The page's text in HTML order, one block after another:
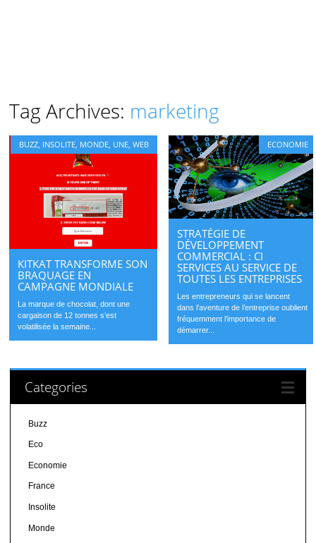
Tag Archives: marketing
BUZZ INSOLITE MONDE UNE ,WEB
KITKAT TRANSFORME SON
BRAQUAGE EN
CAMPAGNE MONDIALE
La marque de chocolat, dont une
cargaison de 12 tonnes s’est
volatilisée la semaine...
ECONOMIE
STRATÉGIE DE
DÉVELOPPEMENT
COMMERCIAL : CI
SERVICES AU SERVICE DE
TOUTES LES ENTREPRISES
Les entrepreneurs qui se lancent
dans l’aventure de l’entreprise oublient
fréquemment l’importance de
démarrer...
Categories
Buzz
Eco
Economie
France
Insolite
Monde